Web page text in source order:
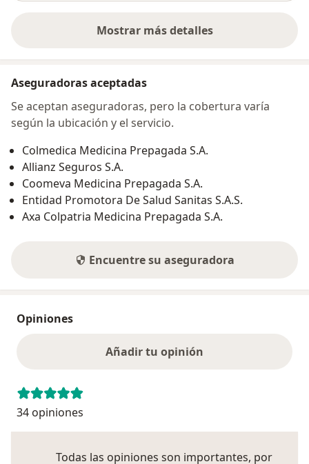
Mostrar más detalles
sobre la dirección
Aseguradoras aceptadas
Se aceptan aseguradoras, pero la cobertura varía
según la ubicación y el servicio.
Colmedica Medicina Prepagada S.A.
Allianz Seguros S.A.
Coomeva Medicina Prepagada S.A.
Entidad Promotora De Salud Sanitas S.A.S.
Axa Colpatria Medicina Prepagada S.A.
Encuentre su aseguradora
Opiniones
Añadir tu opinión
34 opiniones
Todas las opiniones son importantes, por